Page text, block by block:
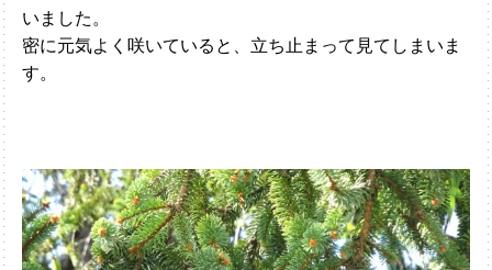
いました。
密に元気よく咲いていると、立ち止まって見てしまいま
す。